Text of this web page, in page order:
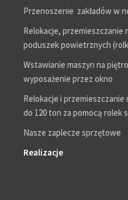
Przenoszenie zakładów w
Relokacje, przemieszczanie
poduszek powietrznych
Wstawianie maszyn na
wyposażenie przez okno
Relokacje i przemieszczanie
do 120 ton za pomocą
Nasze zaplecze sprzętowe
Realizacje